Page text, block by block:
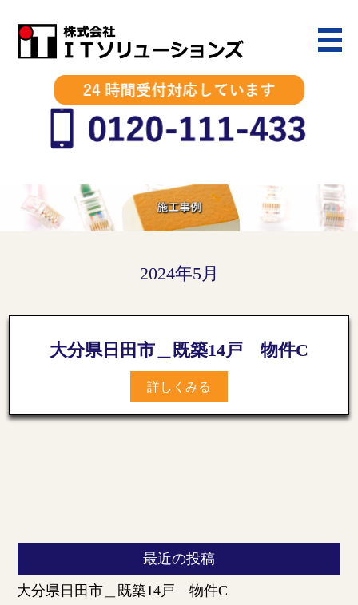
2024年5月
大分県日田市＿既築14戸 物件C
詳しくみる
最近の投稿
大分県日田市＿既築14戸 物件C